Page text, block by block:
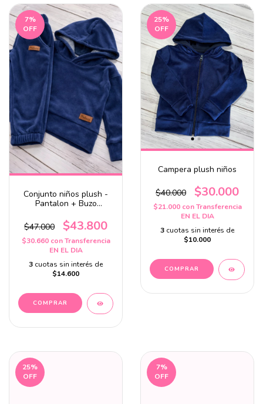
7%
OFF
Conjunto niños plush -
Pantalon + Buzo
$47.000
$43.800
$30.660 con Transferencia
EN EL DIA
3 cuotas sin interés de
$14.600
COMPRAR
25%
OFF
Campera plush niños
$40.000 $30.000
$21.000 con Transferencia
EN EL DIA
3 cuotas sin interés de
$10.000
COMPRAR
25%
OFF
7%
OFF